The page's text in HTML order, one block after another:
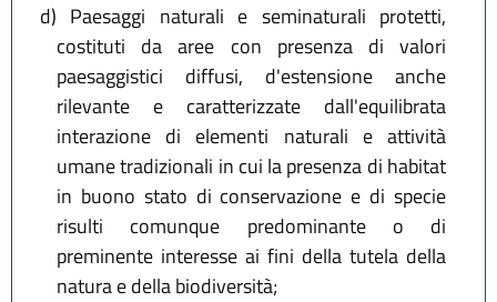
d) Paesaggi naturali e seminaturali protetti,
costituti da aree con presenza di valori
paesaggistici diffusi, d'estensione anche
rilevante e caratterizzate dall'equilibrata
interazione di elementi naturali e attività
umane tradizionali in cui la presenza di habitat
in buono stato di conservazione e di specie
risulti comunque predominante o di
preminente interesse ai fini della tutela della
natura e della biodiversità;